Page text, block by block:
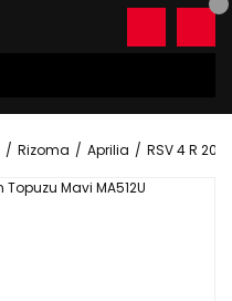
Rizoma Aprilia RSV 4 R